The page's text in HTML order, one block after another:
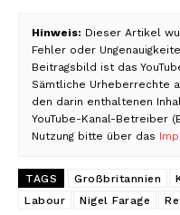
Hinweis: Dieser Artikel
Fehler oder
Beitragsbild ist das
Sämtliche Urheberrechte
den darin enthaltenen
YouTube-Kanal-Betreiber
Nutzung bitte über das
TAGS Großbritannien
Labour
Nigel Farage